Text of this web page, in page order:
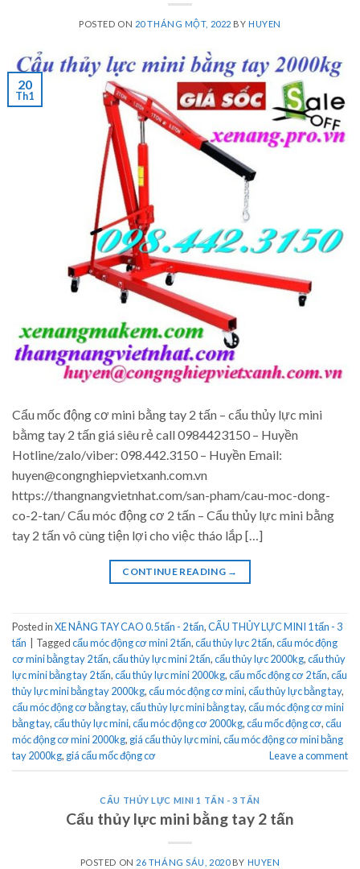
POSTED ON 20 THÁNG MỘT, 2022 BYHUYEN
20
Th1
Cẩu mốc động cơ mini bằng tay 2 tấn – cẩu thủy lực mini
bằmg tay 2 tấn giá siêu rẻ call 0984423150 – Huyền
Hotline/zalo/viber: 098.442.3150 – Huyền Email:
huyen@congnghiepvietxanh.com.vn
https://thangnangvietnhat.com/san-pham/cau-moc-dong-
co-2-tan/ Cẩu móc động cơ 2 tấn – Cẩu thủy lực mini bằng
tay 2 tấn vô cùng tiện lợi cho việc tháo lắp […]
CONTINUE READING →
Posted inXE NÂNG TAY CAO 0.5 tấn - 2 tấn,CẨU THỦY LỰC MINI 1 tấn - 3
tấn
Taggedcẩu móc động cơ mini 2 tấn,cẩu thủy lực 2 tấn,cẩu móc động
cơ mini bằng tay 2 tấn,cẩu thủy lực mini 2 tấn,cẩu thủy lực 2000kg,cẩu thủy
lực mini bằng tay 2 tấn,cẩu thủy lực mini 2000kg,cẩu mốc động cơ 2 tấn,cẩu
thủy lực mini bằng tay 2000kg,cẩu móc động cơ mini,cẩu thủy lực bằng tay,
cẩu móc động cơ bằng tay,cẩu thủy lực mini bằng tay,cẩu móc động cơ mini
bằng tay,cẩu thủy lực mini,cẩu móc động cơ 2000kg,cẩu mốc động cơ,cẩu
móc động cơ mini 2000kg, giá cẩu thủy lực mini,cẩu móc động cơ mini bằng
tay 2000kg, giá cẩu mốc động cơ Leave a comment
CẨU THỦY LỰC MINI 1 TẤN - 3 TẤN
Cẩu thủy lực mini bằng tay 2 tấn
POSTED ON 26 THÁNG SÁU, 2020BY HUYEN